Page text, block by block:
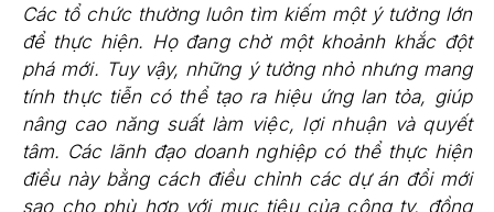
Các tổ chức thường luôn tìm kiếm một ý tưởng lớn
để thực hiện. Họ đang chờ một khoảnh khắc đột
phá mới. Tuy vậy, những ý tưởng nhỏ nhưng mang
tính thực tiễn có thể tạo ra hiệu ứng lan tỏa, giúp
nâng cao năng suất làm việc, lợi nhuận và quyết
tâm. Các lãnh đạo doanh nghiệp có thể thực hiện
điều này bằng cách điều chỉnh các dự án đổi mới
sao cho phù hợp với mục tiêu của công ty, đồng